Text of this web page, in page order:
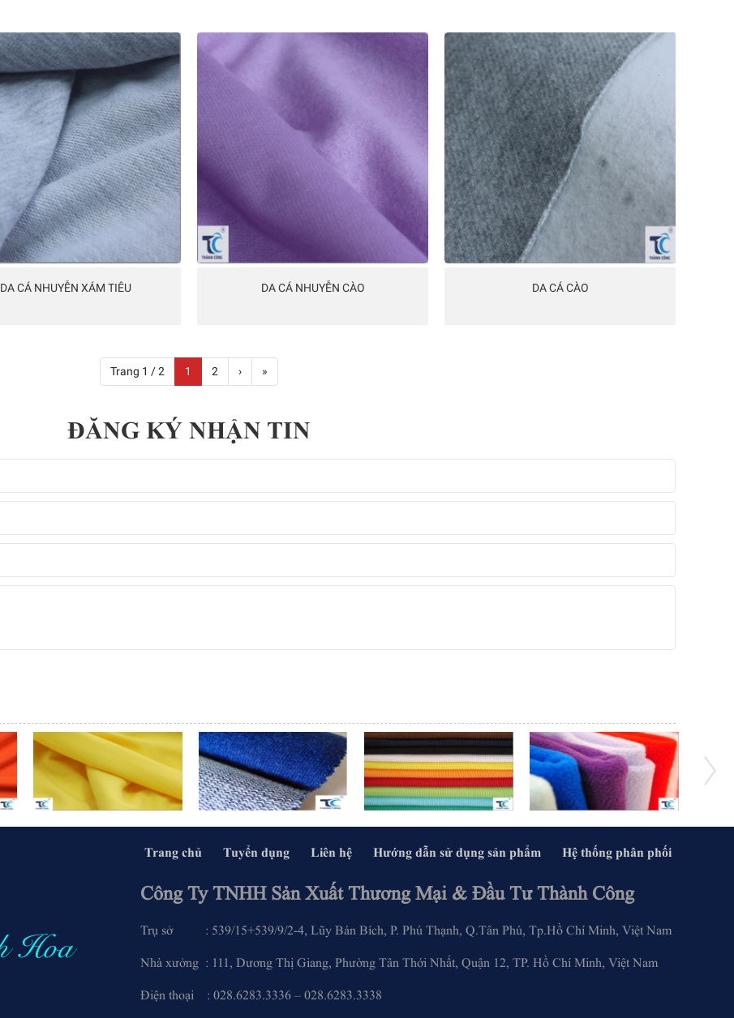
DA CÁ NHUYỄN XÁM TIÊU DA CÁ NHUYỄN CÀO DA CÁ CÀO
Trang 1 / 2 1 2 › »
ĐĂNG KÝ NHẬN TIN
Trang chủ Tuyển dụng Liên hệ Hướng dẫn sử dụng sản phẩm Hệ thống phân phối
Công Ty TNHH Sản Xuất Thương Mại & Đầu Tư Thành Công
Trụ sở : 539/15+539/9/2-4, Lũy Bán Bích, P. Phú Thạnh, Q.Tân Phú, Tp.Hồ Chí Minh, Việt Nam
Nhà xưởng : 111, Dương Thị Giang, Phường Tân Thới Nhất, Quận 12, TP. Hồ Chí Minh, Việt Nam
Điện thoại : 028.6283.3336 – 028.6283.3338